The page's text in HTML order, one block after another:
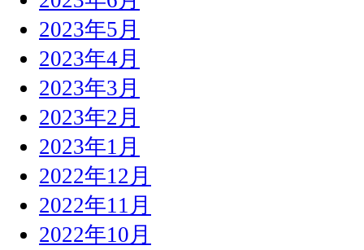
2023年5月
2023年4月
2023年3月
2023年2月
2023年1月
2022年12月
2022年11月
2022年10月